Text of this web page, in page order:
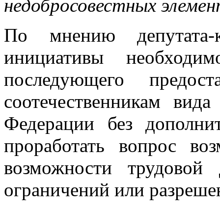
недобросовестных
По мнению депутата-
инициативы
последующего
соотечественникам
Федерации без
проработать вопрос
возможности трудовой
ограничений или